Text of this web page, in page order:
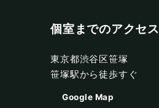
個室までのアクセス
東京都渋谷区笹塚
笹塚駅から徒歩すぐ
Google Map